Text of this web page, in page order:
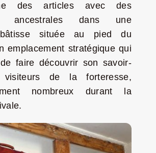
votre bûche de Noël 2025
des articles avec des
ancestrales dans une
située au pied du
emplacement stratégique qui
faire découvrir son savoir-
de la forteresse,
nombreux durant la